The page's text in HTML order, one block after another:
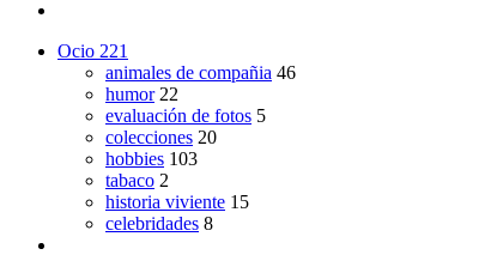
Ocio 221
animales de compañia 46
humor 22
evaluación de fotos 5
colecciones 20
hobbies 103
tabaco 2
historia viviente 15
celebridades 8